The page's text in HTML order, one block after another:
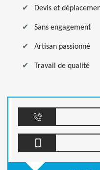
Devis et
Sans engagement
Artisan passionné
Travail de qualité